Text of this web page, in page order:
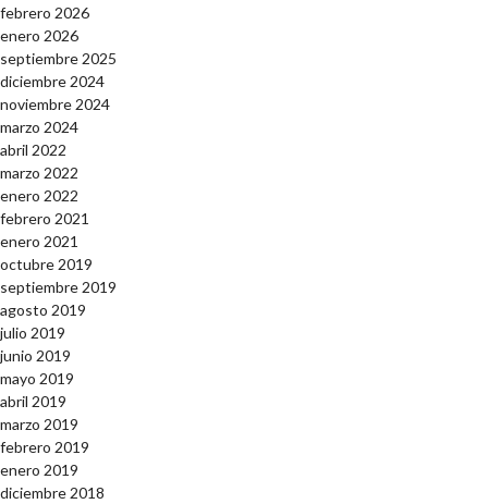
febrero 2026
enero 2026
septiembre 2025
diciembre 2024
noviembre 2024
marzo 2024
abril 2022
marzo 2022
enero 2022
febrero 2021
enero 2021
octubre 2019
septiembre 2019
agosto 2019
julio 2019
junio 2019
mayo 2019
abril 2019
marzo 2019
febrero 2019
enero 2019
diciembre 2018